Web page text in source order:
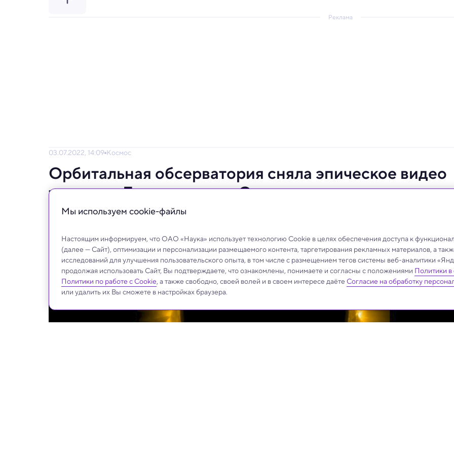
Реклама
03.07.2022, 14:09 Космос
Орбитальная обсерватория сняла эпическое видео
транзита Луны по диску Солнца
При тщательном рассмотрении можно увидеть даже силуэт лунного рельефа.
Мы используем сookie-файлы
Настоящим информируем, что ОАО «Наука» использует технологию Cookie в целях обеспечения доступа к
(далее — Сайт), оптимизации и персонализации размещаемого контента, таргетирования рекламных материалов, а
исследований для улучшения пользовательского опыта, в том числе с размещением тегов системы веб-аналитики
продолжая использовать Сайт, Вы подтверждаете, что ознакомлены, понимаете и согласны с положениями Политики
Политики по работе с Cookie, а также свободно, своей волей и в своем интересе даёте Согласие на обработку
или удалить их Вы сможете в настройках браузера.